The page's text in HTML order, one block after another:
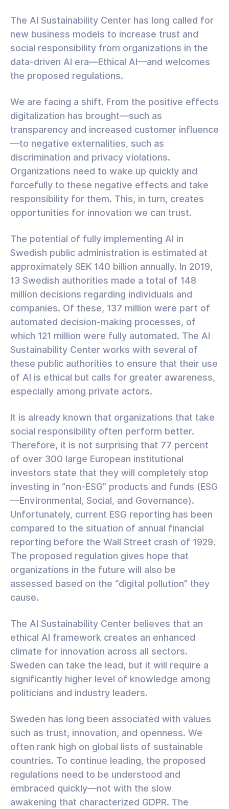
The AI Sustainability Center has long called for
new business models to increase trust and
social responsibility from organizations in the
data-driven AI era—Ethical AI—and welcomes
the proposed regulations.
We are facing a shift. From the positive effects
digitalization has brought—such as
transparency and increased customer influence
—to negative externalities, such as
discrimination and privacy violations.
Organizations need to wake up quickly and
forcefully to these negative effects and take
responsibility for them. This, in turn, creates
opportunities for innovation we can trust.
The potential of fully implementing AI in
Swedish public administration is estimated at
approximately SEK 140 billion annually. In 2019,
13 Swedish authorities made a total of 148
million decisions regarding individuals and
companies. Of these, 137 million were part of
automated decision-making processes, of
which 121 million were fully automated. The AI
Sustainability Center works with several of
these public authorities to ensure that their use
of AI is ethical but calls for greater awareness,
especially among private actors.
It is already known that organizations that take
social responsibility often perform better.
Therefore, it is not surprising that 77 percent
of over 300 large European institutional
investors state that they will completely stop
investing in “non-ESG” products and funds (ESG
—Environmental, Social, and Governance).
Unfortunately, current ESG reporting has been
compared to the situation of annual financial
reporting before the Wall Street crash of 1929.
The proposed regulation gives hope that
organizations in the future will also be
assessed based on the “digital pollution” they
cause.
The AI Sustainability Center believes that an
ethical AI framework creates an enhanced
climate for innovation across all sectors.
Sweden can take the lead, but it will require a
significantly higher level of knowledge among
politicians and industry leaders.
Sweden has long been associated with values
such as trust, innovation, and openness. We
often rank high on global lists of sustainable
countries. To continue leading, the proposed
regulations need to be understood and
embraced quickly—not with the slow
awakening that characterized GDPR. The